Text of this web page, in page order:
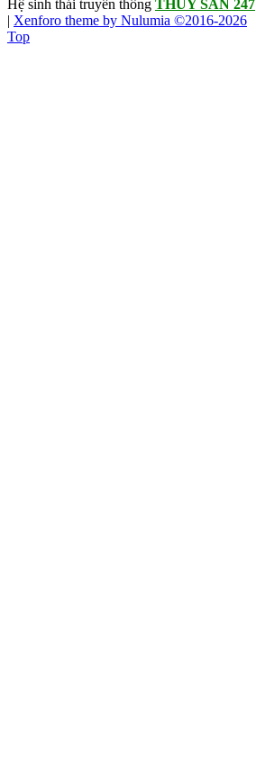
Hệ sinh thái truyền thông THỦY SẢN 247
| Xenforo theme by Nulumia ©2016-2026
Top